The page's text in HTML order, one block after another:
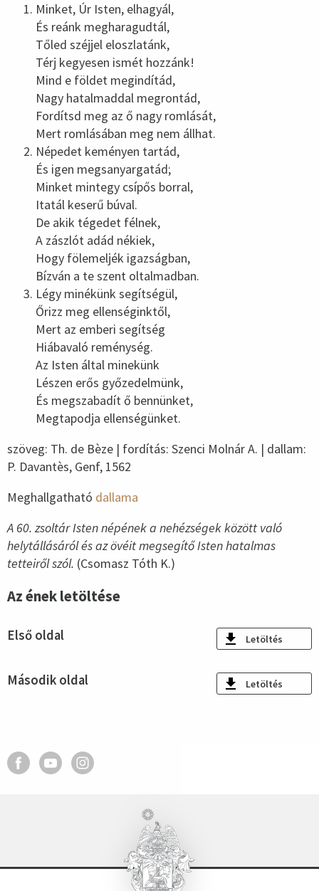
Minket, Úr Isten, elhagyál,
És reánk megharagudtál,
Tőled széjjel eloszlatánk,
Térj kegyesen ismét hozzánk!
Mind e földet megindítád,
Nagy hatalmaddal megrontád,
Fordítsd meg az ő nagy romlását,
Mert romlásában meg nem állhat.
Népedet keményen tartád,
És igen megsanyargatád;
Minket mintegy csípős borral,
Itatál keserű búval.
De akik tégedet félnek,
A zászlót adád nékiek,
Hogy fölemeljék igazságban,
Bízván a te szent oltalmadban.
Légy minékünk segítségül,
Őrizz meg ellenséginktől,
Mert az emberi segítség
Hiábavaló reménység.
Az Isten által minekünk
Lészen erős győzedelmünk,
És megszabadít ő bennünket,
Megtapodja ellenségünket.
szöveg: Th. de Bèze | fordítás: Szenci Molnár A. | dallam:
P. Davantès, Genf, 1562
Meghallgatható dallama
A 60. zsoltár Isten népének a nehézségek között való
helytállásáról és az övéit megsegítő Isten hatalmas
tetteiről szól. (Csomasz Tóth K.)
Az ének letöltése
Első oldal Letöltés
Második oldal Letöltés